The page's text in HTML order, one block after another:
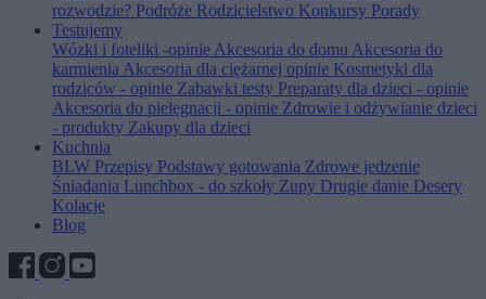
rozwodzie? Podróże Rodzicielstwo Konkursy Porady
Testujemy
Wózki i foteliki -opinieAkcesoria do domu Akcesoria do
karmieniaAkcesoria dla ciężarnej opinie Kosmetyki dla
rodziców - opinie Zabawki testy Preparaty dla dzieci - opinie
Akcesoria do pielęgnacji - opinie Zdrowie i odżywianie dzieci
- produkty Zakupy dla dzieci
Kuchnia
BLW Przepisy Podstawy gotowania Zdrowe jedzenie
Śniadania Lunchbox - do szkoły Zupy Drugie danie Desery
Kolacje
Blog